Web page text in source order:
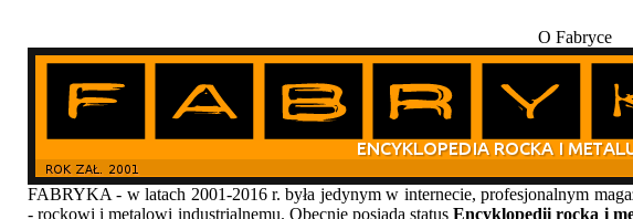
O Fabryce
FABRYKA - w latach 2001-2016 r. była jedynym w internecie, profesjonalnym
- rockowi i metalowi industrialnemu. Obecnie posiada statusEncyklopedii rocka i